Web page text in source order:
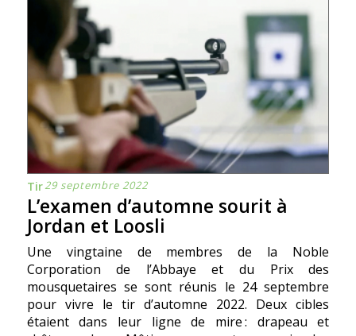
Tir29 septembre 2022
L’examen d’automne sourit à
Jordan et Loosli
Une vingtaine de membres de la Noble
Corporation de lʼAbbaye et du Prix des
mousquetaires se sont réunis le 24 septembre
pour vivre le tir dʼautomne 2022. Deux cibles
étaient dans leur ligne de mire : drapeau et